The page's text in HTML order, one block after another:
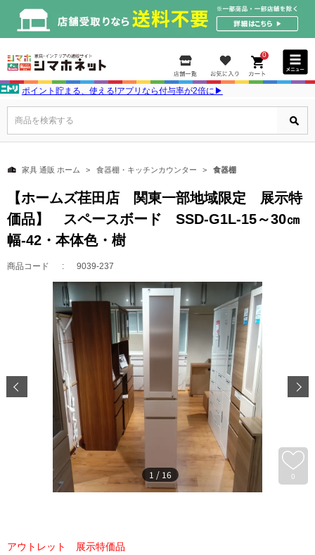
0
ポイント貯まる、使える!アプリなら付与率が2倍に▶
商品を検索する
家具 通販 ホーム 食器棚・キッチンカウンター 食器棚
【ホームズ荏田店 関東一部地域限定 展示特
価品】 スペースボード SSD-G1L-15～30㎝
幅-42・本体色・樹
商品コード 9039-237
0
1 / 16
アウトレット 展示特価品